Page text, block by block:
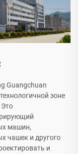
Guangchuan
зоне
машин,
чашек и другого
и